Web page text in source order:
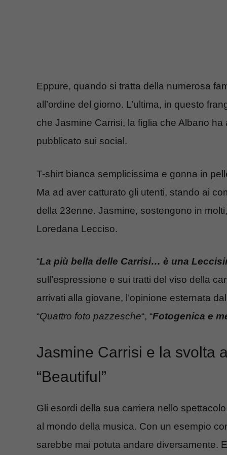
Eppure, quando si tratta della numerosa
all’ordine del giorno. L’ultima, in questo
che Jasmine Carrisi, la figlia che Albano
pubblicato sui social.
T-shirt bianca semplicissima e gonna in
Ma ad aver catturato gli utenti, stando ai
della 23enne. Jasmine, sostengono in
Loredana Lecciso.
“La più bella delle Carrisi… è una
sull’espressione e sui tratti del viso della
arrivati alla giovane, l’opinione esternata
“Quattro foto pazzesche“, “Fotogenica e
Jasmine Carrisi e la svolta
“Beautiful”
Gli esordi della sua carriera nello
al mondo della musica. Con un esempio
sarebbe mai potuta andare diversamente.